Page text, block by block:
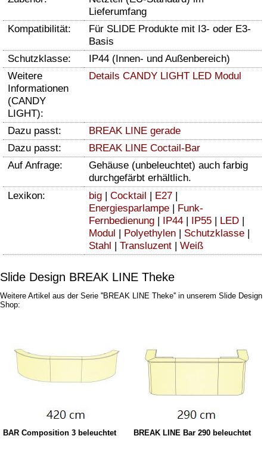
Lieferumfang
Kompatibilität:
Für SLIDE Produkte mit I3- oder E3-
Basis
Schutzklasse:
IP44 (Innen- und Außenbereich)
Weitere
Informationen
(CANDY
LIGHT):
Details CANDY LIGHT LED Modul
Dazu passt:
BREAK LINE gerade
Dazu passt:
BREAK LINE Coctail-Bar
Auf Anfrage:
Gehäuse (unbeleuchtet) auch farbig
durchgefärbt erhältlich.
Lexikon:
big Cocktail E27
Energiesparlampe
Funk-
Fernbedienung
IP44 IP55 LED
Modul
Polyethylen Schutzklasse
Stahl
Transluzent Weiß
Slide Design BREAK LINE Theke
Weitere Artikel aus der Serie ''BREAK LINE Theke'' in unserem Slide Design
Shop:
BAR Composition 3 beleuchtet BREAK LINE Bar 290 beleuchtet